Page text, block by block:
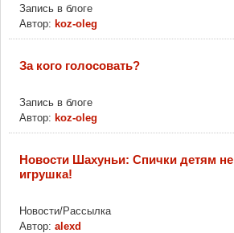
Запись в блоге
Автор: koz-oleg
За кого голосовать?
Запись в блоге
Автор: koz-oleg
Новости Шахуньи: Спички детям не
игрушка!
Новости/Рассылка
Автор: alexd